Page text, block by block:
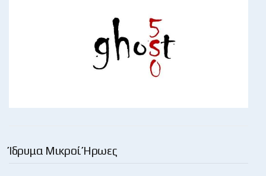
Ίδρυμα Μικροί Ήρωες